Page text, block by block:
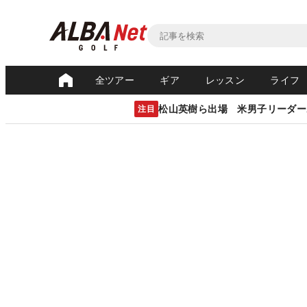
全ツアー ギア レッスン ライフ
注目 松山英樹ら出場 米男子リーダ